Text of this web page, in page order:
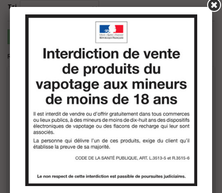
Tri
Résultats 1 - 2 sur 2.
RÉSISTANCES GALEX GX-
RÉSISTANCES GALEX GX-